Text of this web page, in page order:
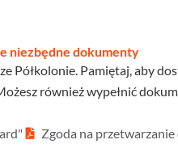
niezbędne dokumenty
Półkolonie. Pamiętaj, aby
również wypełnić
Zgoda na